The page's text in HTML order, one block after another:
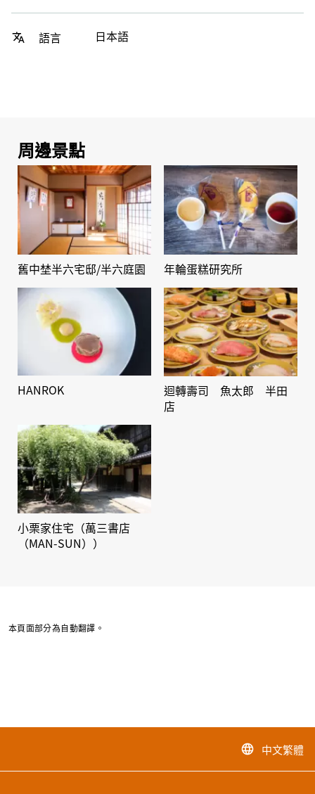
語言 日本語
周邊景點
舊中埜半六宅邸/半六庭園 年輪蛋糕研究所
HANROK
迴轉壽司 魚太郎 半田
店
小栗家住宅（萬三書店
（MAN-SUN））
本頁面部分為自動翻譯。
language 中文繁體